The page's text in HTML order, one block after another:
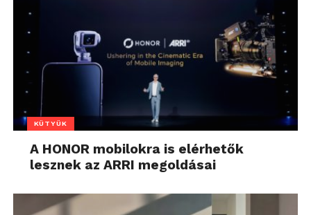
KÜTYÜK
A HONOR mobilokra is elérhetők
lesznek az ARRI megoldásai